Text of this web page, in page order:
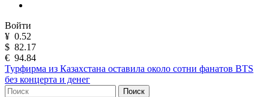
Войти
¥ 0.52
$ 82.17
€ 94.84
Турфирма из Казахстана оставила около сотни фанатов BTS
без концерта и денег
Поиск